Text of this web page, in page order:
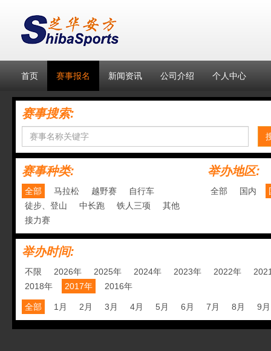
首页 赛事报名 新闻资讯 公司介绍 个人中心
赛事搜索:
赛事种类:
全部 马拉松 越野赛
自行车
徒步、登山
中长跑 铁人三项
其他
接力赛
举办地区:
全部 国内
举办时间:
不限 2026年 2025年 2024年 2023年 2022年
2018年
2017年 2016年
全部 1月 2月 3月 4月 5月 6月 7月 8月 9月